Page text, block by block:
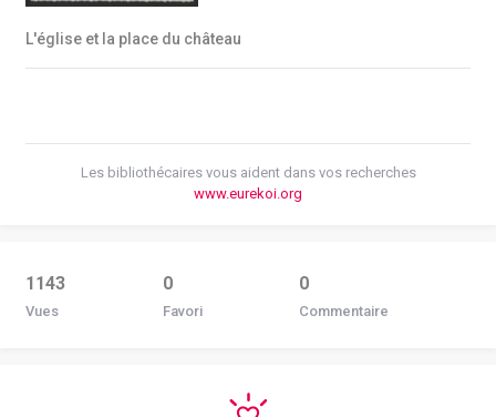
L'église et la place du château
Les bibliothécaires vous aident dans vos recherches
www.eurekoi.org
1143
Vues
0
Favori
0
Commentaire